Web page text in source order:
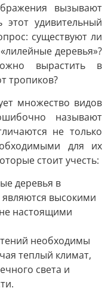
вызывают
этот удивительный
существуют ли
деревья»?
вырастить в
тропиков?
множество видов
называют
не только
для их
стоит учесть:
деревья в
являются высокими
настоящими
необходимы
теплый климат,
света и